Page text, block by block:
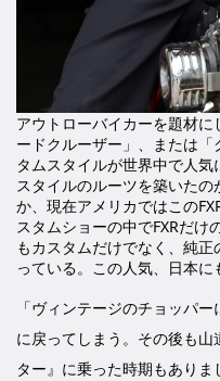
アウトローバイカーを題材
ードクルーザー」、または
タムスタイルが世界中で人
スタイルのルーツを築いた
か、現在アメリカではこの
スタムショーの中でFXRだ
もカスタムだけでなく、純
っている。この人気、日本
「ヴィンテージのチョッパ
に戻ってしまう。その後も
ター』に乗った時期もありま